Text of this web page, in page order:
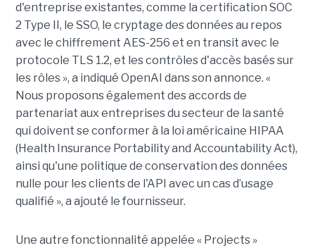
d'entreprise existantes, comme la certification SOC
2 Type II, le SSO, le cryptage des données au repos
avec le chiffrement AES-256 et en transit avec le
protocole TLS 1.2, et les contrôles d'accès basés sur
les rôles », a indiqué OpenAI dans son annonce. «
Nous proposons également des accords de
partenariat aux entreprises du secteur de la santé
qui doivent se conformer à la loi américaine HIPAA
(Health Insurance Portability and Accountability Act),
ainsi qu'une politique de conservation des données
nulle pour les clients de l'API avec un cas d’usage
qualifié », a ajouté le fournisseur.
Une autre fonctionnalité appelée « Projects »